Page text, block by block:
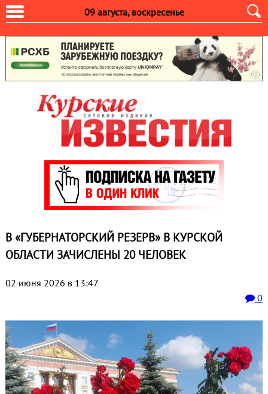
09 августа, воскресенье
В «ГУБЕРНАТОРСКИЙ РЕЗЕРВ» В КУРСКОЙ
ОБЛАСТИ ЗАЧИСЛЕНЫ 20 ЧЕЛОВЕК
02 июня 2026 в 13:47
0